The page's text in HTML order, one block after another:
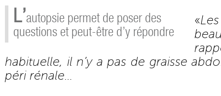
L’autopsie permet de poser des
questions et peut-être d’y répondre
«
habituelle, il n’y a pas de graisse
péri rénale…